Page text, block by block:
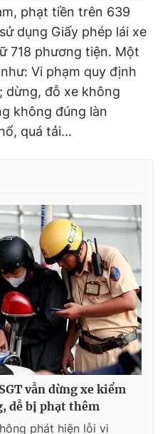
phạt tiền trên 639
dụng Giấy phép lái xe
718 phương tiện. Một
Vi phạm quy định
dừng, đỗ xe không
không đúng làn
quá tải...
vẫn dừng xe kiểm
dễ bị phạt thêm
phát hiện lỗi vi